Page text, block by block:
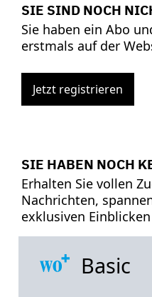
SIE SIND NOCH
Sie haben ein Abo
erstmals auf der
Jetzt registrieren
SIE HABEN NOCH
Erhalten Sie vollen
Nachrichten,
exklusiven
Basic